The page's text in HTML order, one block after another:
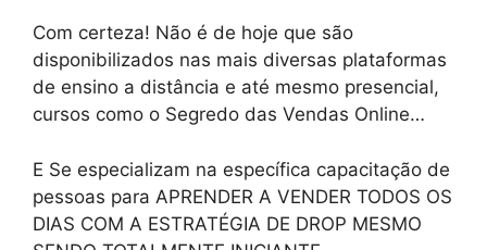
Com certeza! Não é de hoje que são
disponibilizados nas mais diversas plataformas
de ensino a distância e até mesmo presencial,
cursos como o Segredo das Vendas Online…
E Se especializam na específica capacitação de
pessoas para APRENDER A VENDER TODOS OS
DIAS COM A ESTRATÉGIA DE DROP MESMO